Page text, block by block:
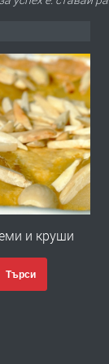
и круши
Търси